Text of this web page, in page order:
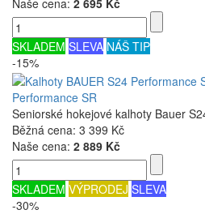
Naše cena: 2 695 Kč
SKLADEM SLEVA NÁŠ TIP
-15%
Performance SR
Seniorské hokejové kalhoty Bauer
Běžná cena: 3 399 Kč
Naše cena: 2 889 Kč
SKLADEM VÝPRODEJ SLEVA
-30%